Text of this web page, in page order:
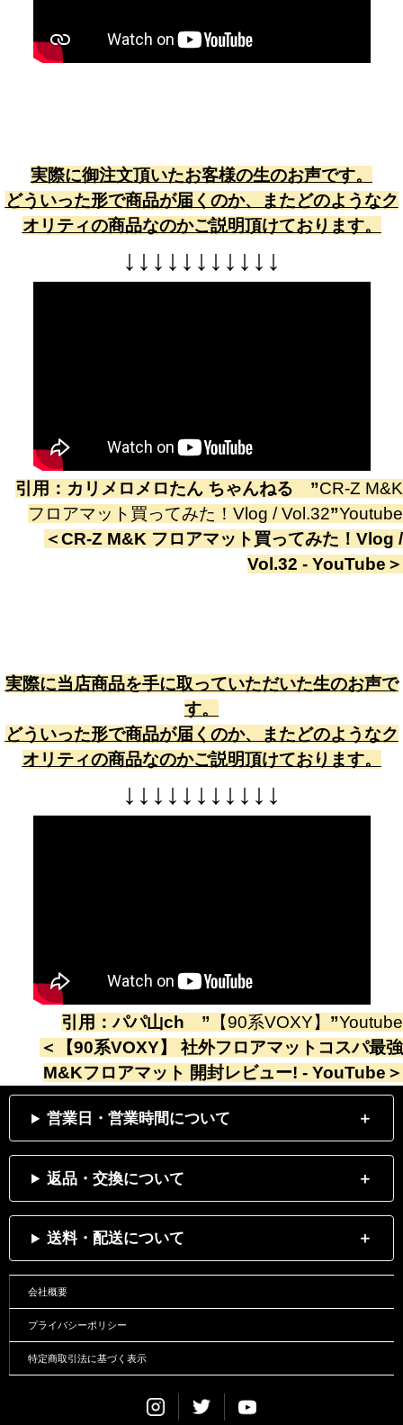
実際に御注文頂いたお客様の生のお声です。
どういった形で商品が届くのか、またどのようなク
オリティの商品なのかご説明頂けております。
↓ ↓ ↓ ↓ ↓ ↓ ↓ ↓ ↓ ↓ ↓
引用： カリメロメロたん ちゃんねる ”CR-Z M&K
フロアマット買ってみた！Vlog / Vol.32”Youtube
＜CR-Z M&K フロアマット買ってみた！Vlog /
Vol.32 - YouTube ＞
実際に当店商品を手に取っていただいた生のお声で
す。
どういった形で商品が届くのか、またどのようなク
オリティの商品なのかご説明頂けております。
↓ ↓ ↓ ↓ ↓ ↓ ↓ ↓ ↓ ↓ ↓
引用：パパ山ch ” 【90系VOXY】 ”Youtube
＜
【90系VOXY】 社外フロアマットコスパ最強
M&Kフロアマット 開封レビュー! - YouTube ＞
営業日・営業時間について
返品・交換について
送料・配送について
会社概要
プライバシーポリシー
特定商取引法に基づく表示
InstagramTwitter